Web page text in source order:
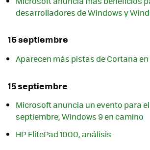
desarrolladores de Windows y
16 septiembre
Aparecen más pistas de Cortana
15 septiembre
Microsoft anuncia un evento para
septiembre, Windows 9 en camino
HP ElitePad 1000, análisis